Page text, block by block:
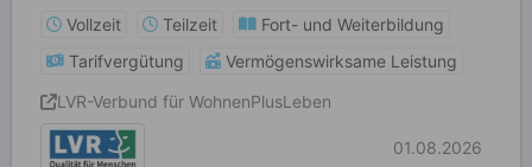
Vollzeit
Teilzeit
Fort- und Weiterbildung
Tarifvergütung
Vermögenswirksame Leistung
LVR-Verbund für WohnenPlusLeben
01.08.2026